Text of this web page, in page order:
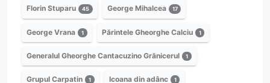
Florin Stuparu 45 George Mihalcea 17
George Vrana 1 Părintele Gheorghe Calciu 1
Generalul Gheorghe Cantacuzino Grănicerul 1
Grupul Carpatin 1 Icoana din adânc 1